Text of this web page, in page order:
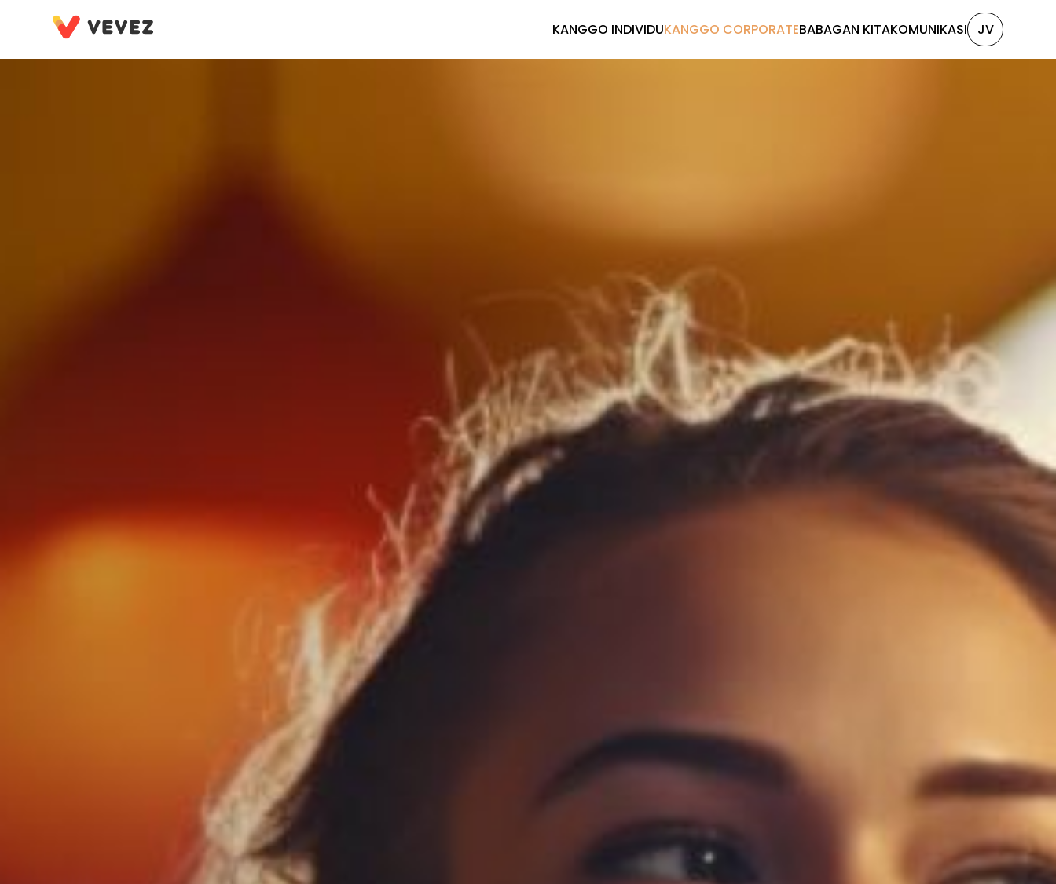
KANGGO INDIVIDUKANGGO CORPORATEBABAGAN KITAKOMUNIKASI JV